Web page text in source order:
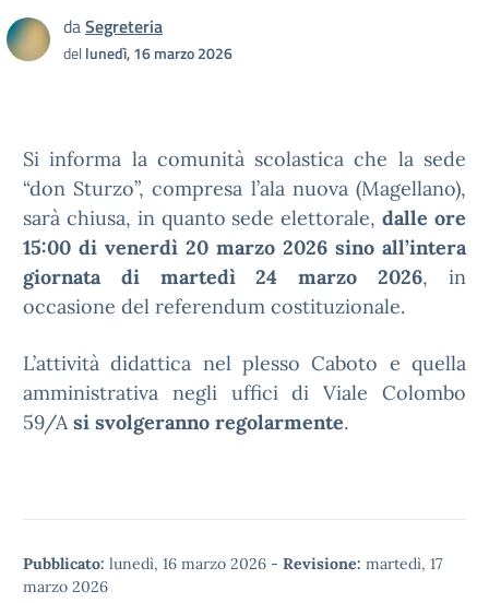
daSegreteria
dellunedì, 16 marzo 2026
Si informa la comunità scolastica che la sede
“don Sturzo”, compresa l’ala nuova (Magellano),
sarà chiusa, in quanto sede elettorale,dalle ore
15:00 di venerdì 20 marzo 2026 sino all’intera
giornata di martedì 24 marzo 2026, in
occasione del referendum costituzionale.
L’attività didattica nel plesso Caboto e quella
amministrativa negli uffici di Viale Colombo
59/Asi svolgeranno regolarmente.
Pubblicato: lunedì, 16 marzo 2026 - Revisione: martedì, 17
marzo 2026